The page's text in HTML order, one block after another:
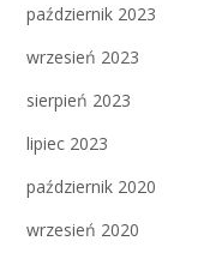
październik 2023
wrzesień 2023
sierpień 2023
lipiec 2023
październik 2020
wrzesień 2020